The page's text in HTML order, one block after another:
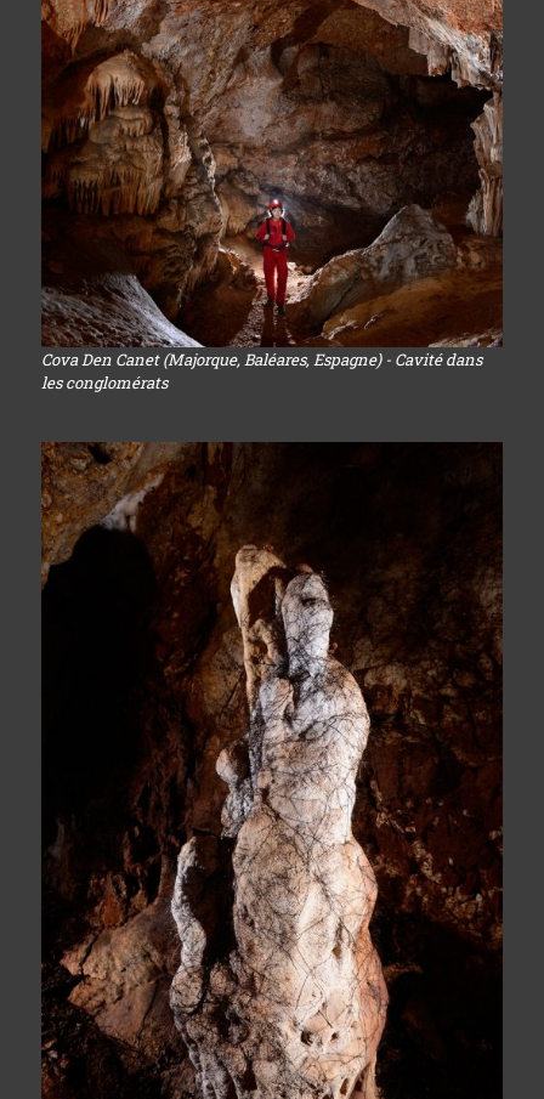
Cova Den Canet (Majorque, Baléares, Espagne) - Cavité dans
les conglomérats